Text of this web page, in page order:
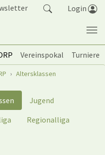
Login
Vereinspokal
Turniere
Altersklassen
Jugend
Regionalliga